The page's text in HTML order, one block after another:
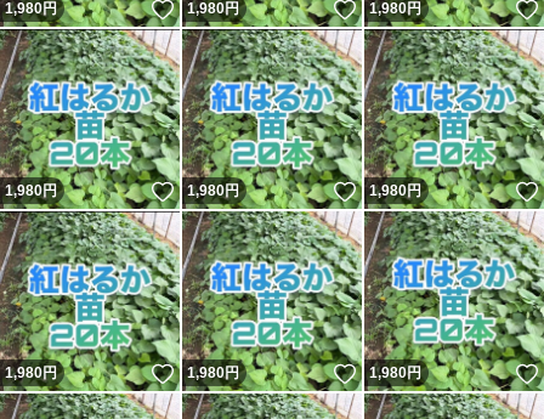
1,980円 いいね！
1,980円 いいね！
1,980円
1,980円 いいね！
1,980円 いいね！
1,980円
1,980円 いいね！
1,980円 いいね！
1,980円